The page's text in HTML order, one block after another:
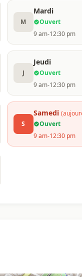
M
Mardi
Ouvert
9 am-12:30 pm
J
Jeudi
Ouvert
9 am-12:30 pm
S
Samedi
Ouvert
9 am-12:30 pm